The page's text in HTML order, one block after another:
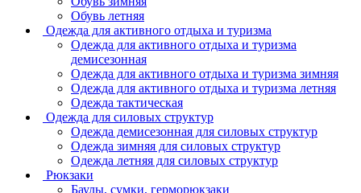
Обувь летняя
Одежда для активного отдыха и туризма
Одежда для активного отдыха и туризма
демисезонная
Одежда для активного отдыха и туризма зимняя
Одежда для активного отдыха и туризма летняя
Одежда тактическая
Одежда для силовых структур
Одежда демисезонная для силовых структур
Одежда зимняя для силовых структур
Одежда летняя для силовых структур
Рюкзаки
Баулы, сумки, герморюкзаки